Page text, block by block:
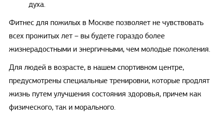
духа.
Фитнес для пожилых в Москве позволяет не чувствовать
всех прожитых лет – вы будете гораздо более
жизнерадостными и энергичными, чем молодые поколения.
Для людей в возрасте, в нашем спортивном центре,
предусмотрены специальные тренировки, которые продлят
жизнь путем улучшения состояния здоровья, причем как
физического, так и морального.